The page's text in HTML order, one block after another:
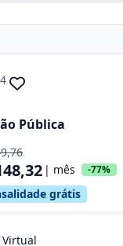
Pública
| mês -77%
grátis
Virtual